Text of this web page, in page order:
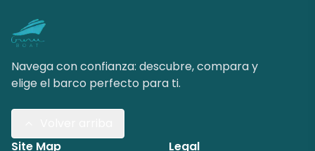
Navega con confianza: descubre, compara y
elige el barco perfecto para ti.
Site Map
Legal